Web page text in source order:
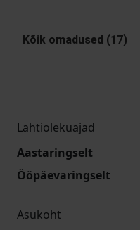
Kõik omadused (17)
Lahtiolekuajad
Aastaringselt
Ööpäevaringselt
Asukoht